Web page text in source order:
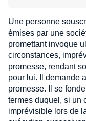
Une personne
émises par une
promettant invoque
circonstances,
promesse, rendant
pour lui. Il demande
promesse. Il se
termes duquel, si un
imprévisible lors de